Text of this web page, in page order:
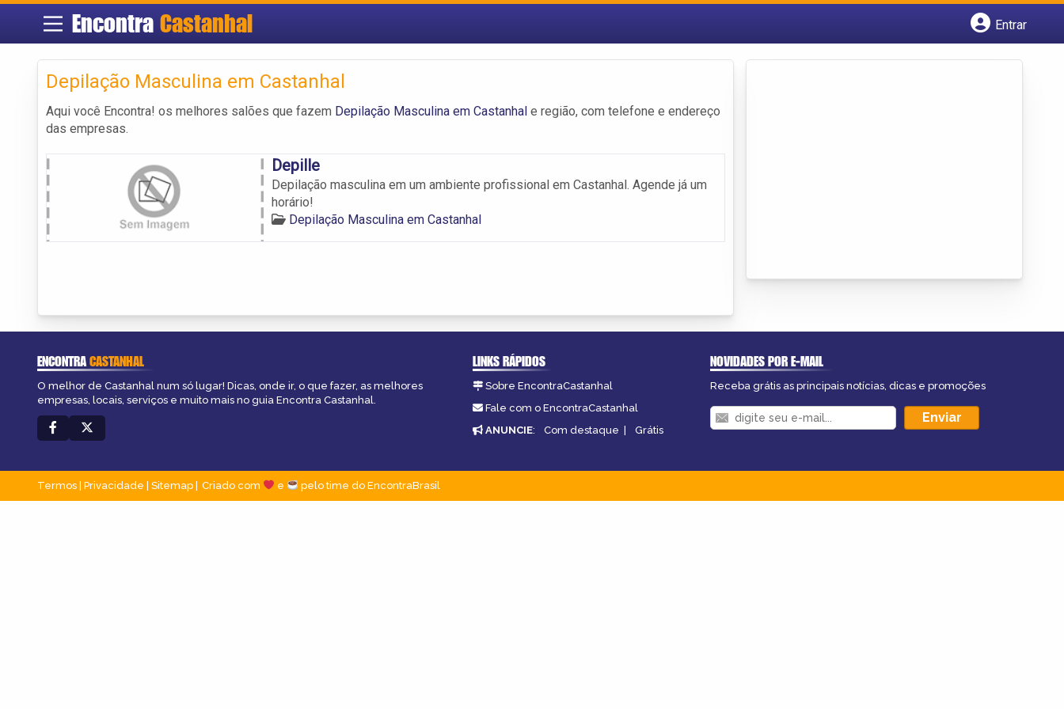
Encontra Castanhal
Entrar
Depilação Masculina em Castanhal
Aqui você Encontra! os melhores salões que fazem Depilação Masculina em Castanhal e região, com telefone e endereço
das empresas.
Depille
Depilação masculina em um ambiente profissional em Castanhal. Agende já um
horário!
Depilação Masculina em Castanhal
ENCONTRACASTANHAL
O melhor de Castanhal num só lugar! Dicas, onde ir, o que fazer, as melhores
empresas, locais, serviços e muito mais no guia Encontra Castanhal.
LINKS RÁPIDOS
Sobre EncontraCastanhal
Fale com o EncontraCastanhal
ANUNCIE: Com destaque | Grátis
NOVIDADES POR E-MAIL
Receba grátis as principais notícias, dicas e promoções
Termos Privacidade Sitemap Criado com e pelo time do EncontraBrasil